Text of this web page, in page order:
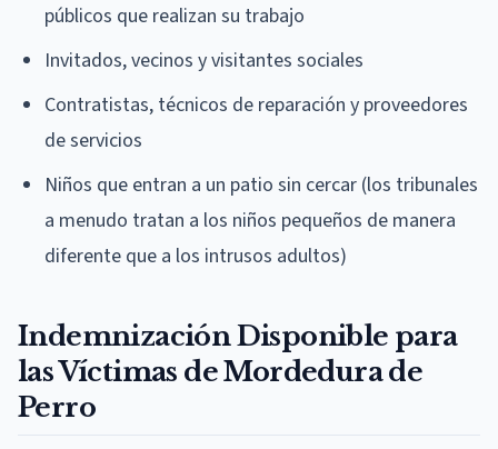
públicos que realizan su trabajo
Invitados, vecinos y visitantes sociales
Contratistas, técnicos de reparación y proveedores
de servicios
Niños que entran a un patio sin cercar (los tribunales
a menudo tratan a los niños pequeños de manera
diferente que a los intrusos adultos)
Indemnización Disponible para
las Víctimas de Mordedura de
Perro